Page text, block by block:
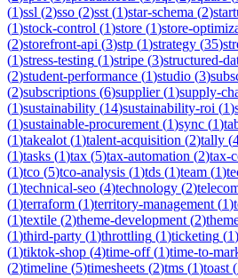
(1)ssl (2)sso (2)sst (1)star-schema (2)
(1)stock-control (1)store (1)store-
(2)storefront-api (3)stp (1)strategy (35)
(1)stress-testing (1)stripe (3)structured-
(2)student-performance (1)studio (3)
(2)subscriptions (6)supplier(1)supply-
(1)sustainability (14)sustainability-roi (1)
(1)sustainable-procurement (1)sync (1)
(1)takealot (1)talent-acquisition (2)tally (
(1)tasks (1)tax (5)tax-automation (2)tax-
(1)tco (5)tco-analysis (1)tds (1)team (1)
(1)technical-seo (4)technology (2)
(1)terraform (1)territory-management (1)
(1)textile (2)theme-development (2)
(1)third-party (1)throttling (1)ticketing (1)
(1)tiktok-shop (4)time-off(1)time-to-
(2)timeline (5)timesheets (2)tms (1)toast (